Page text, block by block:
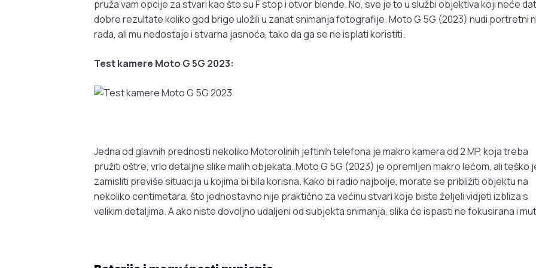
pruža vam opcije za stvari kao što su F stop i otvor blende. No, sve je to u službi objektiva koji neće
dobre rezultate koliko god brige uložili u zanat snimanja fotografije. Moto G 5G (2023) nudi portretni
rada, ali mu nedostaje i stvarna jasnoća, tako da ga se ne isplati koristiti.
Test kamere Moto G 5G 2023:
Jedna od glavnih prednosti nekoliko Motorolinih jeftinih telefona je makro kamera od 2 MP, koja treba
pružiti oštre, vrlo detaljne slike malih objekata. Moto G 5G (2023) je opremljen makro lećom, ali teško
zamisliti previše situacija u kojima bi bila korisna. Kako bi radio najbolje, morate se približiti objektu na
nekoliko centimetara, što jednostavno nije praktično za većinu stvari koje biste željeli vidjeti izbliza s
velikim detaljima. A ako niste dovoljno udaljeni od subjekta snimanja, slika će ispasti ne fokusirana i